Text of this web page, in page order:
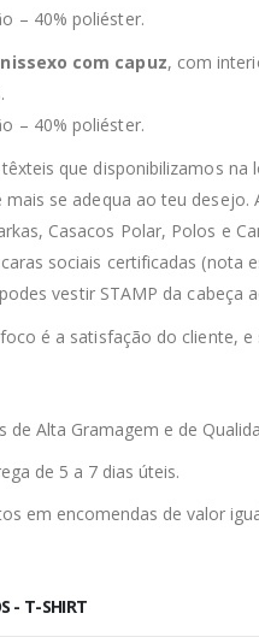
– 40% poliéster.
com capuz, com
– 40% poliéster.
que disponibilizamos
se adequa ao teu
Casacos Polar, Polos e
sociais certificadas
vestir STAMP da cabeça
é a satisfação do cliente,
de Alta Gramagem e de
de 5 a 7 dias úteis.
em encomendas de valor
- T-SHIRT